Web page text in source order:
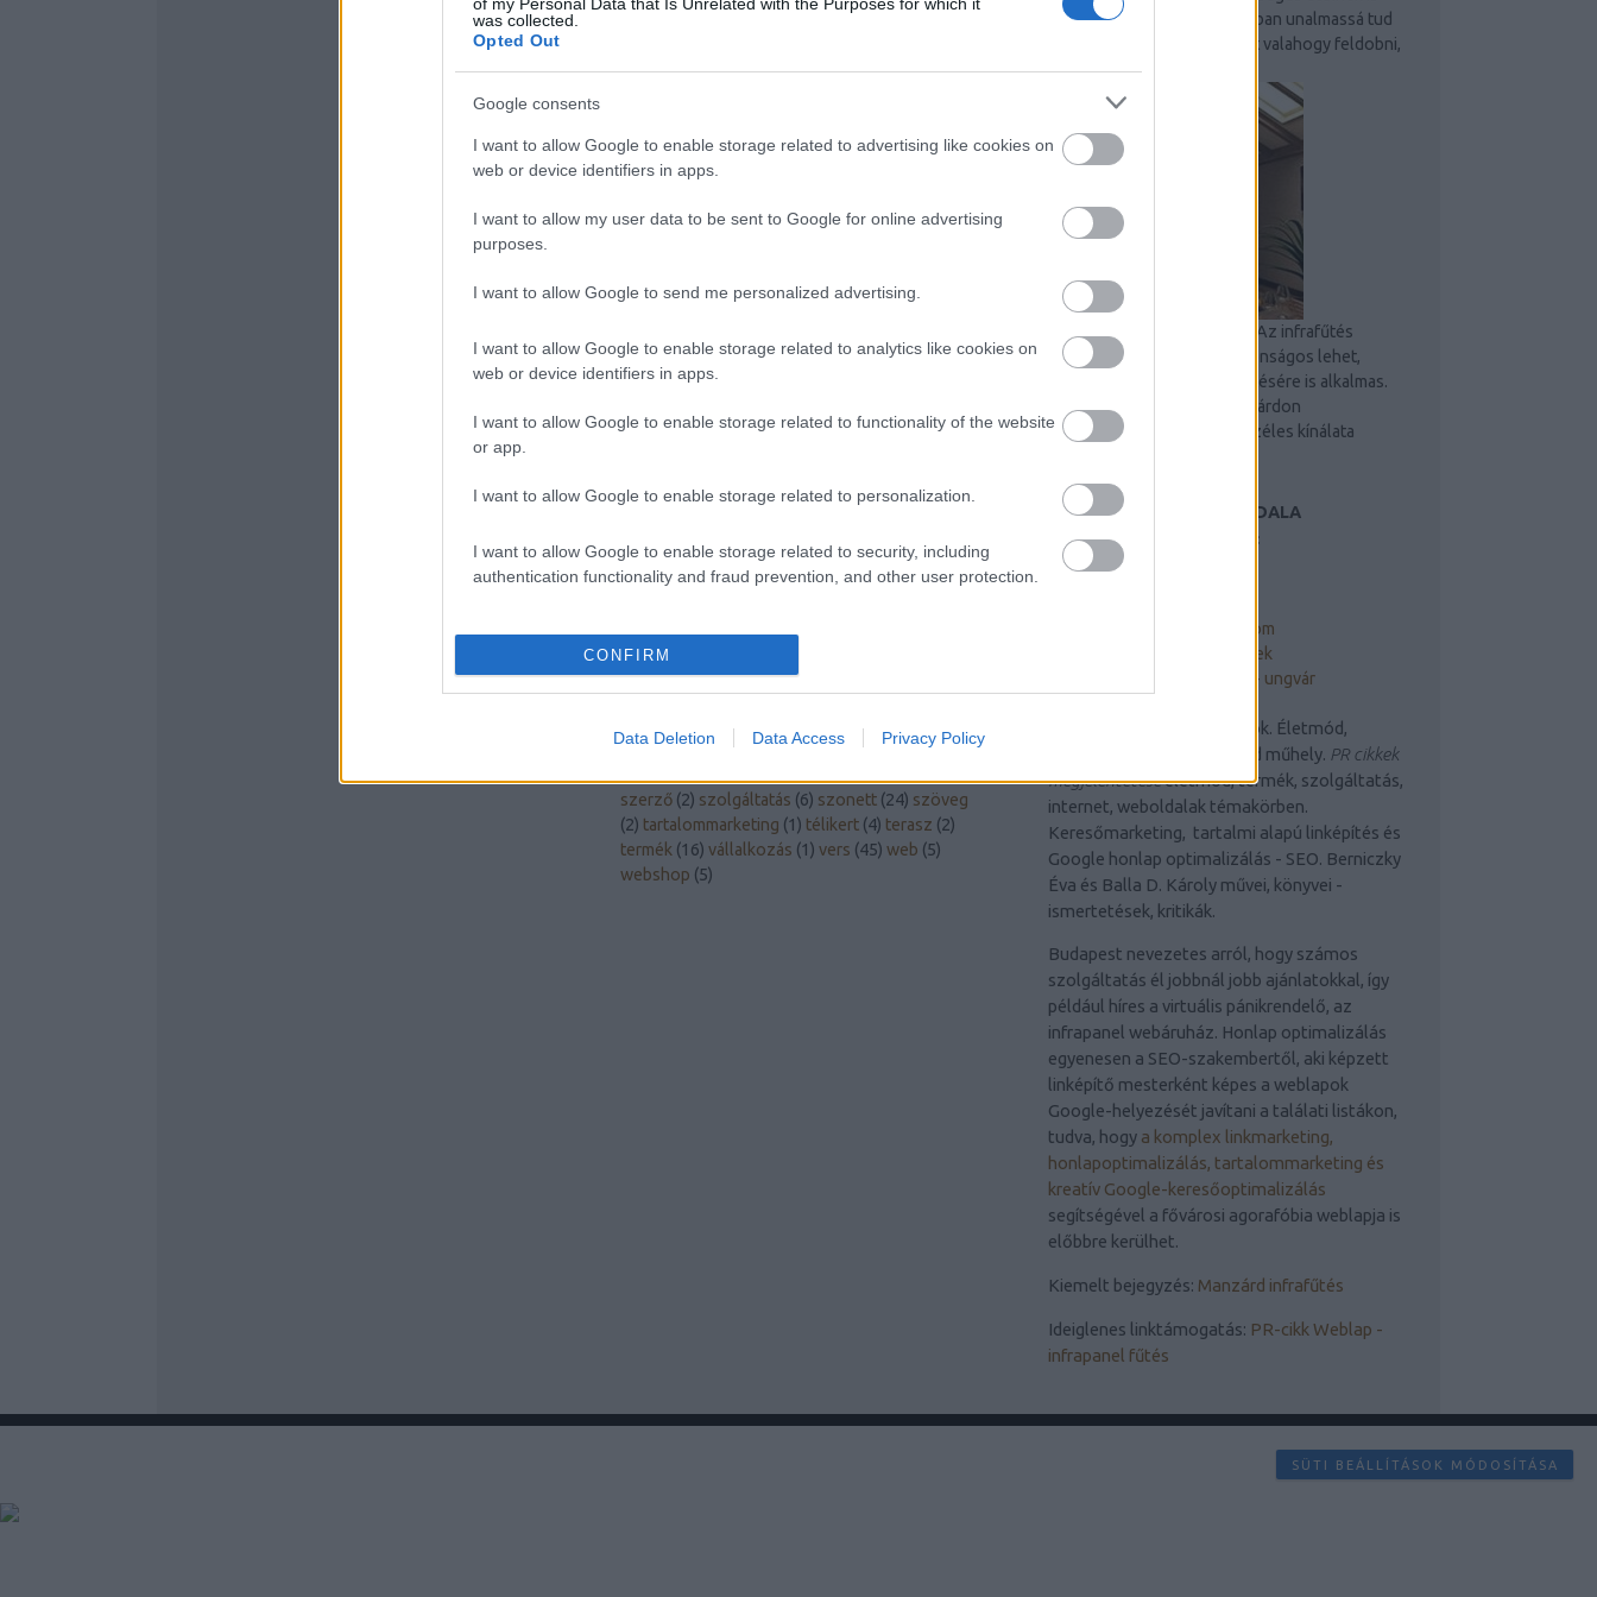
was collected.
Opted Out
Google consents
I want to allow Google to enable storage related to advertising like cookies on
web or device identifiers in apps.
I want to allow my user data to be sent to Google for online advertising
purposes.
I want to allow Google to send me personalized advertising.
I want to allow Google to enable storage related to analytics like cookies on
web or device identifiers in apps.
I want to allow Google to enable storage related to functionality of the website
or app.
I want to allow Google to enable storage related to personalization.
I want to allow Google to enable storage related to security, including
authentication functionality and fraud prevention, and other user protection.
CONFIRM
Data Deletion Data Access Privacy Policy
ezeknek az alkatrészeknek? A laptopok
modern számítógépek teljesítményében. Ezek
a komponensek...
Spórolási tipp: készíts házi zsemlemorzsát
sokszor jártál már úgy, hogy ki kellett dobnod a
kenyeret, mert már túl száraz volt? Néha
ehetünk pirítóst, de mindig az sem megoldás.
arvisura(2)autó(1)bdk (1)belsőépítészet(3)
berniczky éva(2)budapest(1 cikk (2)dizájn(1)
(2) infrafűtés
keresőmarketing(5)keresőoptimalizálás
könyv(34)kritika(32)laptop(6)mese(1)
mesterséges intelligencia
műanyag
(11) novella( 12 pánik(2)pilinszky projektum
szerző (2) szolgáltatás (6) szonett (24) szöveg
(2) tartalommarketing (1) télikert (4) terasz (2)
termék (16) vállalkozás (1) vers (45) web (5)
webshop (5)
számít. Egy idő után azonban unalmassá tud
válni, ezért érdemes lehet valahogy feldobni,
hogy ne legyen...
Manzárd tető - infra fűtés
Az infrafűtés
manzárd tető alatt is biztonságos lehet,
ahogy kültéri teraszok fűtésére is alkalmas.
Infrasugaras fűtés a manzárdon
Felhasználási területek széles kínálata
A RENDSZER NÉHÁNY OLDALA
A LEGFONTOSABB OLDALAK:
UngParty és Balládium
BDK Balládium - webirodalom
Balla D. Károj Mindenkönyvek
kárpátaljai magyarok száma - ungvár
Termékek és Szolgáltatások. Életmód,
technológia, WEB. Manzárd műhely. PR cikkek
megjelentetéseéletmód, termék, szolgáltatás,
internet, weboldalak témakörben.
Keresőmarketing, tartalmi alapú linképítés és
Google honlap optimalizálás - SEO. Berniczky
Éva és Balla D. Károly művei, könyvei -
ismertetések, kritikák.
Budapest nevezetes arról, hogy számos
szolgáltatás él jobbnál jobb ajánlatokkal, így
például híres a virtuális pánikrendelő, az
infrapanel webáruház. Honlap optimalizálás
egyenesen a SEO-szakembertől, aki képzett
linképítő mesterként képes a weblapok
Google-helyezését javítani a találati listákon,
tudva, hogy a komplex linkmarketing,
honlapoptimalizálás, tartalommarketing és
kreatív Google-keresőoptimalizálás
segítségével a fővárosi agorafóbia weblapja is
előbbre kerülhet.
Kiemelt bejegyzés: Manzárd infrafűtés
Ideiglenes linktámogatás: PR-cikk Weblap -
infrapanel fűtés
SÜTI BEÁLLÍTÁSOK MÓDOSÍTÁSA